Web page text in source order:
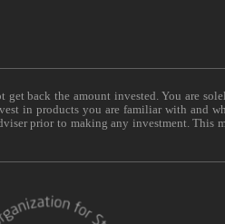
back the amount invested. You are
in products you are familiar with and
prior to making any investment. This